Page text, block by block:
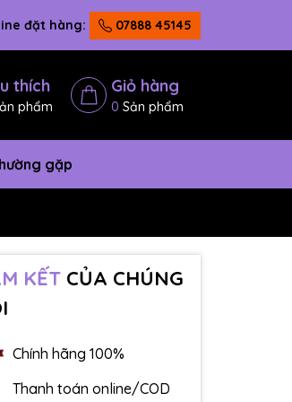
đặt hàng: 07888 45145
thích
phẩm
Giỏ hàng
0 Sản phẩm
gặp
KẾTCỦA CHÚNG
Chính hãng 100%
Thanh toán online/COD